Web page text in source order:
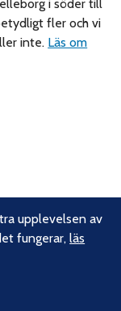
i söder till
fler och vi
inte. Läs om
upplevelsen av
fungerar,läs